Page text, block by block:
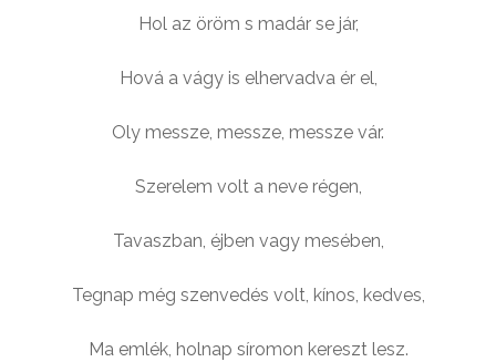
Hol az öröm s madár se jár,
Hová a vágy is elhervadva ér el,
Oly messze, messze, messze vár.
Szerelem volt a neve régen,
Tavaszban, éjben vagy mesében,
Tegnap még szenvedés volt, kínos, kedves,
Ma emlék, holnap síromon kereszt lesz.